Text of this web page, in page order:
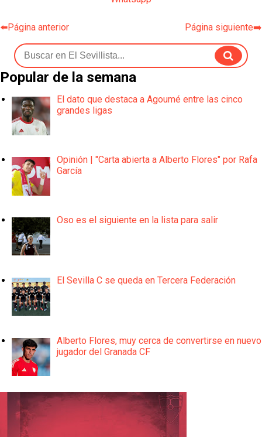
⬅️Página anterior Página siguiente➡️
Popular de la semana
El dato que destaca a Agoumé entre las cinco
grandes ligas
Opinión | "Carta abierta a Alberto Flores" por Rafa
García
Oso es el siguiente en la lista para salir
El Sevilla C se queda en Tercera Federación
Alberto Flores, muy cerca de convertirse en nuevo
jugador del Granada CF